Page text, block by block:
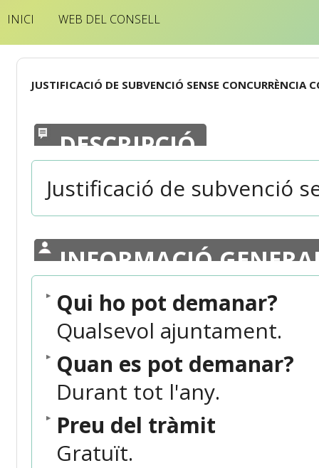
INICI WEB DEL CONSELL
JUSTIFICACIÓ DE SUBVENCIÓ SENSE CONCURRÈNCIA
DESCRIPCIÓ
Justificació de subvenció
INFORMACIÓ
Qui ho pot demanar?
Qualsevol ajuntament.
Quan es pot demanar?
Durant tot l'any.
Preu del tràmit
Gratuït.